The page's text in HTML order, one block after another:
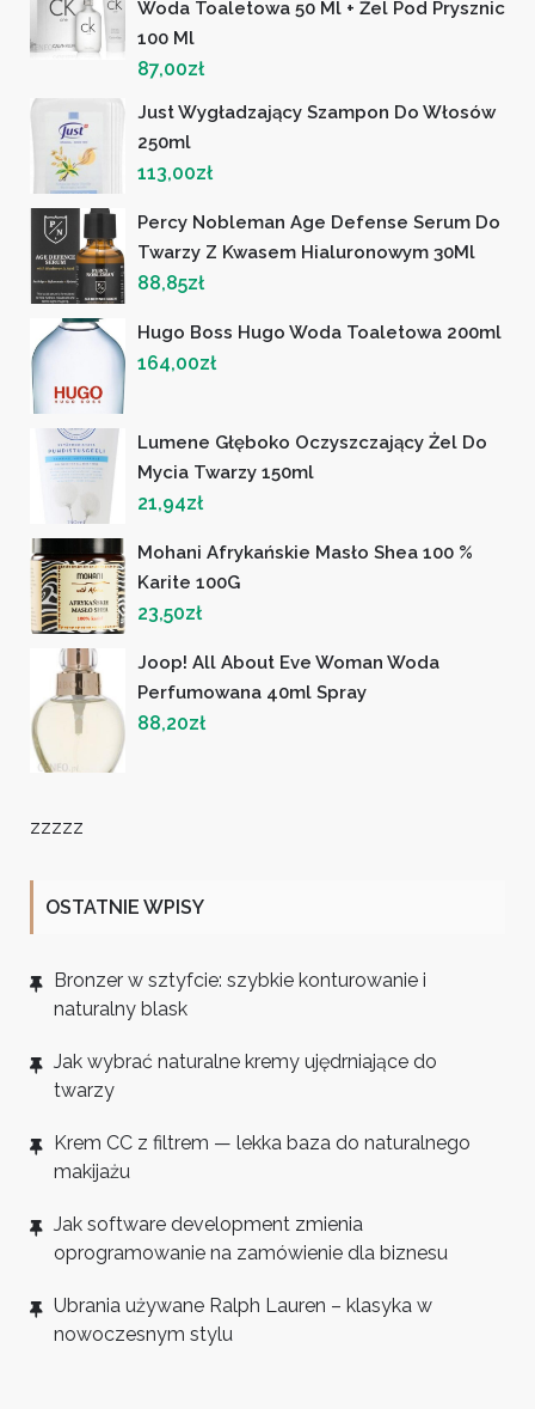
Woda Toaletowa 50 Ml + Żel Pod Prysznic
100 Ml
87,00zł
Just Wygładzający Szampon Do Włosów
250ml
113,00zł
Percy Nobleman Age Defense Serum Do
Twarzy Z Kwasem Hialuronowym 30Ml
88,85zł
Hugo Boss Hugo Woda Toaletowa 200ml
164,00zł
Lumene Głęboko Oczyszczający Żel Do
Mycia Twarzy 150ml
21,94zł
Mohani Afrykańskie Masło Shea 100 %
Karite 100G
23,50zł
Joop! All About Eve Woman Woda
Perfumowana 40ml Spray
88,20zł
zzzzz
OSTATNIE WPISY
Bronzer w sztyfcie: szybkie konturowanie i
naturalny blask
Jak wybrać naturalne kremy ujędrniające do
twarzy
Krem CC z filtrem — lekka baza do naturalnego
makijażu
Jak software development zmienia
oprogramowanie na zamówienie dla biznesu
Ubrania używane Ralph Lauren – klasyka w
nowoczesnym stylu